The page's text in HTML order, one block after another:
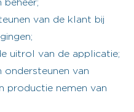
van de klant bij
uitrol van de applicatie;
van
productie nemen van